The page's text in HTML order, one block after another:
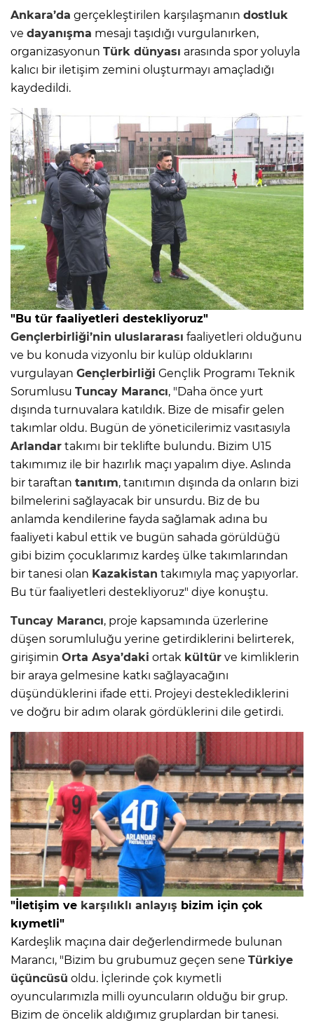
Ankara’da gerçekleştirilen karşılaşmanın dostluk
ve dayanışma mesajı taşıdığı vurgulanırken,
organizasyonun Türk dünyası arasında spor yoluyla
kalıcı bir iletişim zemini oluşturmayı amaçladığı
kaydedildi.
"Bu tür faaliyetleri destekliyoruz"
Gençlerbirliği’nin uluslararası faaliyetleri olduğunu
ve bu konuda vizyonlu bir kulüp olduklarını
vurgulayan Gençlerbirliği Gençlik Programı Teknik
Sorumlusu Tuncay Marancı, "Daha önce yurt
dışında turnuvalara katıldık. Bize de misafir gelen
takımlar oldu. Bugün de yöneticilerimiz vasıtasıyla
Arlandar takımı bir teklifte bulundu. Bizim U15
takımımız ile bir hazırlık maçı yapalım diye. Aslında
bir taraftan tanıtım, tanıtımın dışında da onların bizi
bilmelerini sağlayacak bir unsurdu. Biz de bu
anlamda kendilerine fayda sağlamak adına bu
faaliyeti kabul ettik ve bugün sahada görüldüğü
gibi bizim çocuklarımız kardeş ülke takımlarından
bir tanesi olan Kazakistan takımıyla maç yapıyorlar.
Bu tür faaliyetleri destekliyoruz" diye konuştu.
Tuncay Marancı, proje kapsamında üzerlerine
düşen sorumluluğu yerine getirdiklerini belirterek,
girişimin Orta Asya’daki ortak kültür ve kimliklerin
bir araya gelmesine katkı sağlayacağını
düşündüklerini ifade etti. Projeyi desteklediklerini
ve doğru bir adım olarak gördüklerini dile getirdi.
"İletişim ve karşılıklı anlayış bizim için çok
kıymetli"
Kardeşlik maçına dair değerlendirmede bulunan
Marancı, "Bizim bu grubumuz geçen sene Türkiye
üçüncüsü oldu. İçlerinde çok kıymetli
oyuncularımızla milli oyuncuların olduğu bir grup.
Bizim de öncelik aldığımız gruplardan bir tanesi.